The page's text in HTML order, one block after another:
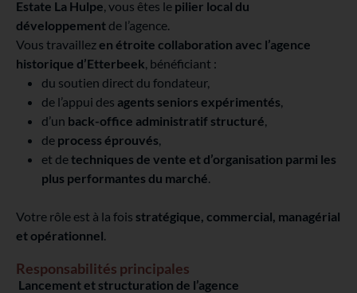
Estate La Hulpe, vous êtes le pilier local du
développement de l’agence.
Vous travaillezen étroite collaboration avec l’agence
historique d’Etterbeek, bénéficiant :
du soutien direct du fondateur,
de l’appui des agents seniors expérimentés,
d’un back-office administratif structuré,
de process éprouvés,
et detechniques de vente et d’organisation parmi les
plus performantes du marché.
Votre rôle est à la fois stratégique, commercial, managérial
et opérationnel.
Responsabilités principales
Lancement et structuration de l’agence